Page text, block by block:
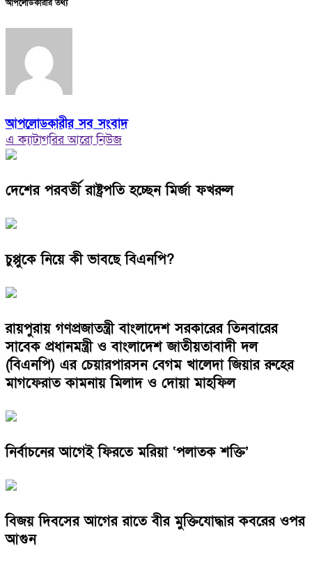
আপলোডকারীর তথ্য
আপলোডকারীর সব সংবাদ
এ ক্যাটাগরির আরো নিউজ
দেশের পরবর্তী রাষ্ট্রপতি হচ্ছেন মির্জা ফখরুল
চুপ্পুকে নিয়ে কী ভাবছে বিএনপি?
রায়পুরায় গণপ্রজাতন্ত্রী বাংলাদেশ সরকারের তিনবারের
সাবেক প্রধানমন্ত্রী ও বাংলাদেশ জাতীয়তাবাদী দল
(বিএনপি) এর চেয়ারপারসন বেগম খালেদা জিয়ার রুহের
মাগফেরাত কামনায় মিলাদ ও দোয়া মাহফিল
নির্বাচনের আগেই ফিরতে মরিয়া ‘পলাতক শক্তি’
বিজয় দিবসের আগের রাতে বীর মুক্তিযোদ্ধার কবরের ওপর
আগুন